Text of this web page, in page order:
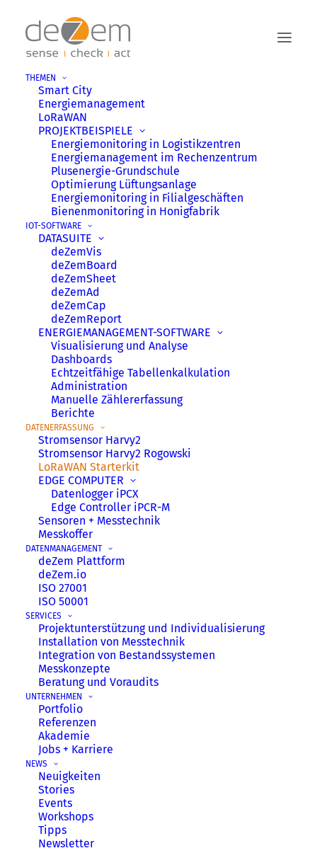
THEMEN
Smart City
Energiemanagement
LoRaWAN
PROJEKTBEISPIELE
Energie­monitoring in Logistik­zentren
Energie­management im Rechen­zentrum
Plusenergie-Grundschule
Optimierung Lüftungsanlage
Energie­monitoring in Filial­geschäften
Bienenmonitoring in Honig­fabrik
IOT-SOFTWARE
DATASUITE
deZemVis
deZemBoard
deZemSheet
deZemAd
deZemCap
deZemReport
ENERGIE­MANAGEMENT­-SOFTWARE
Visualisierung und Analyse
Dashboards
Echtzeitfähige Tabellenkalkulation
Administration
Manuelle Zählererfassung
Berichte
DATENERFASSUNG
Stromsensor Harvy2
Stromsensor Harvy2 Rogowski
LoRaWAN Starterkit
EDGE COMPUTER
Datenlogger iPCX
Edge Controller iPCR-M
Sensoren + Messtechnik
Messkoffer
DATENMANAGEMENT
deZem Plattform
deZem.io
ISO 27001
ISO 50001
SERVICES
Projektunterstützung und Individualisierung
Installation von Messtechnik
Integration von Bestands­systemen
Messkonzepte
Beratung und Voraudits
UNTERNEHMEN
Portfolio
Referenzen
Akademie
Jobs + Karriere
NEWS
Neuigkeiten
Stories
Events
Workshops
Tipps
Newsletter
LoRaWANSTARTERKIT
Schneller Einstieg in die
LoRaWAN-Technologie
Signale von bisher unerreichbaren
Orten erhalten, weit verteilte
Sensoren auslesen – alles kabellos!
LoRaWAN hat Vorzüge, doch der
Start kann schwerfallen. Was wird
gebraucht und wie wird es
aufgesetzt?
EINFACH DURCHSTARTEN MIT
LORAWAN UND DER DEZEM
PLATTFORM FÜR IOT-GERÄTE
UND DATENANALYSE
Aus zahlreichen Kundengesprächen und
unseren vielfältigen LoRaWAN-Projekten
wissen wir, was wirklich für den Start
gebraucht wird: kompetente Step-by-Step-
Einführung in die LoRaWAN-Thematik und ein
kompaktes Startpaket, das die wichtigsten
Komponenten beinhaltet.
Was ist im Starterkit
enthalten ?